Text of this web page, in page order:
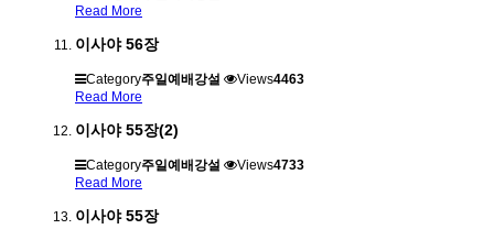
Read More
이사야 56장
Category주일예배강설 Views4463
Read More
이사야 55장(2)
Category주일예배강설 Views4733
Read More
이사야 55장